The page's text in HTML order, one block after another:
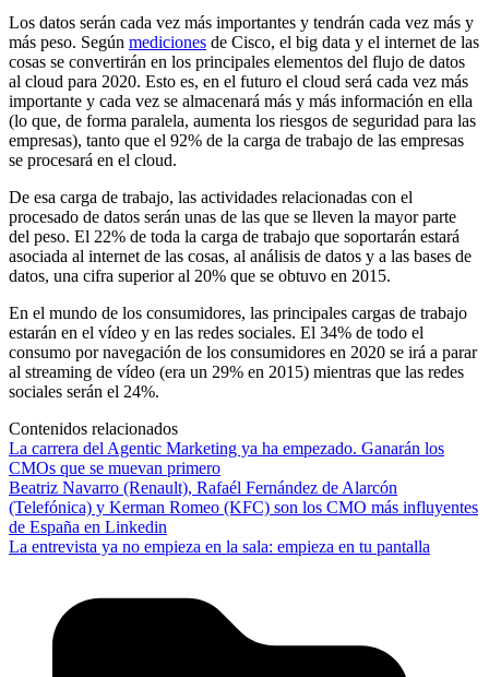
Los datos serán cada vez más importantes y tendrán cada vez más y
más peso. Según mediciones de Cisco, el big data y el internet de las
cosas se convertirán en los principales elementos del flujo de datos
al cloud para 2020. Esto es, en el futuro el cloud será cada vez más
importante y cada vez se almacenará más y más información en ella
(lo que, de forma paralela, aumenta los riesgos de seguridad para las
empresas), tanto que el 92% de la carga de trabajo de las empresas
se procesará en el cloud.
De esa carga de trabajo, las actividades relacionadas con el
procesado de datos serán unas de las que se lleven la mayor parte
del peso. El 22% de toda la carga de trabajo que soportarán estará
asociada al internet de las cosas, al análisis de datos y a las bases de
datos, una cifra superior al 20% que se obtuvo en 2015.
En el mundo de los consumidores, las principales cargas de trabajo
estarán en el vídeo y en las redes sociales. El 34% de todo el
consumo por navegación de los consumidores en 2020 se irá a parar
al streaming de vídeo (era un 29% en 2015) mientras que las redes
sociales serán el 24%.
Contenidos relacionados
La carrera del Agentic Marketing ya ha empezado. Ganarán los
CMOs que se muevan primero
Beatriz Navarro (Renault), Rafaél Fernández de Alarcón
(Telefónica) y Kerman Romeo (KFC) son los CMO más influyentes
de España en Linkedin
La entrevista ya no empieza en la sala: empieza en tu pantalla